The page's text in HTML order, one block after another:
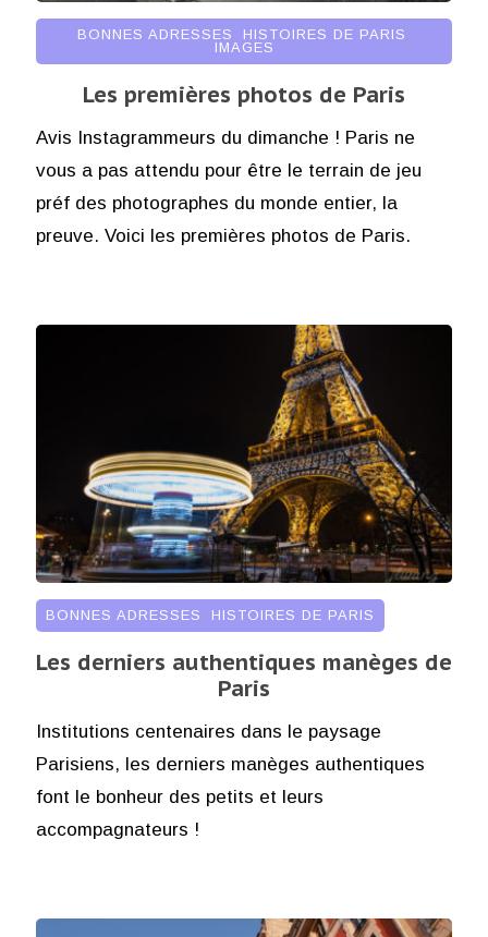
BONNES ADRESSES , HISTOIRES DE PARIS ,
IMAGES
Les premières photos de Paris
Avis Instagrammeurs du dimanche ! Paris ne
vous a pas attendu pour être le terrain de jeu
préf des photographes du monde entier, la
preuve. Voici les premières photos de Paris.
BONNES ADRESSES , HISTOIRES DE PARIS
Les derniers authentiques manèges de
Paris
Institutions centenaires dans le paysage
Parisiens, les derniers manèges authentiques
font le bonheur des petits et leurs
accompagnateurs !